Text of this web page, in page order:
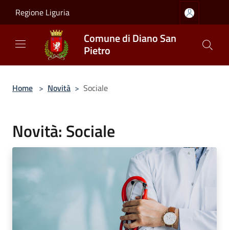
Regione Liguria
Comune di Diano San
Pietro
Home > Novità > Sociale
Novità: Sociale